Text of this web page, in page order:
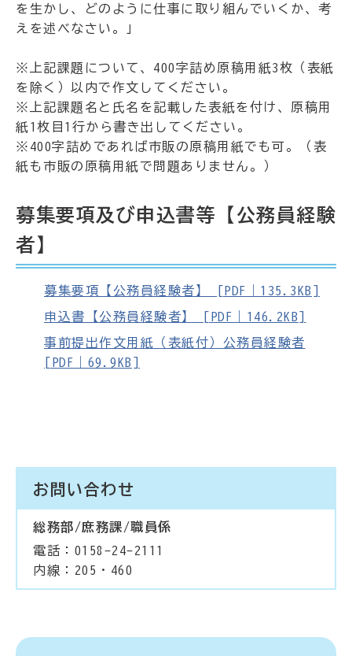
を生かし、どのように仕事に取り組んでいくか、考
えを述べなさい。」
※上記課題について、400字詰め原稿用紙3枚（表紙
を除く）以内で作文してください。
※上記課題名と氏名を記載した表紙を付け、原稿用
紙1枚目1行から書き出してください。
※400字詰めであれば市販の原稿用紙でも可。（表
紙も市販の原稿用紙で問題ありません。）
募集要項及び申込書等【公務員経験
者】
募集要項【公務員経験者】 [PDF｜135.3KB]
申込書【公務員経験者】 [PDF｜146.2KB]
事前提出作文用紙（表紙付）公務員経験者
[PDF｜69.9KB]
お問い合わせ
総務部/庶務課/職員係
電話：0158-24-2111
内線：205・460